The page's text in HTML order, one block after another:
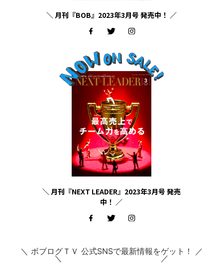
＼ 月刊『BOB』2023年3月号 発売中！ ／
＼ 月刊『NEXT LEADER』2023年3月号 発売
中！ ／
＼ ボブログＴＶ 公式SNSで最新情報をゲット！ ／